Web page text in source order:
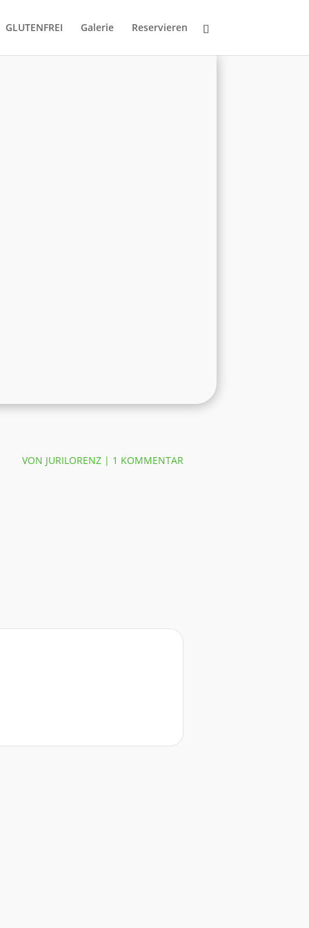
GLUTENFREI Galerie Reservieren
VON JURILORENZ| 1 KOMMENTAR